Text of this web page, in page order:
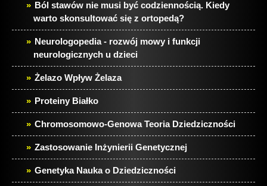
Ból stawów nie musi być codziennością. Kiedy
warto skonsultować się z ortopedą?
Neurologopedia - rozwój mowy i funkcji
neurologicznych u dzieci
Żelazo Wpływ Żelaza
Proteiny Białko
Chromosomowo-Genowa Teoria Dziedziczności
Zastosowanie Inżynierii Genetycznej
Genetyka Nauka o Dziedziczności